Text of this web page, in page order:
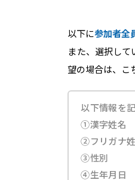
以下に参加者全
また、選択し
望の場合は、こ